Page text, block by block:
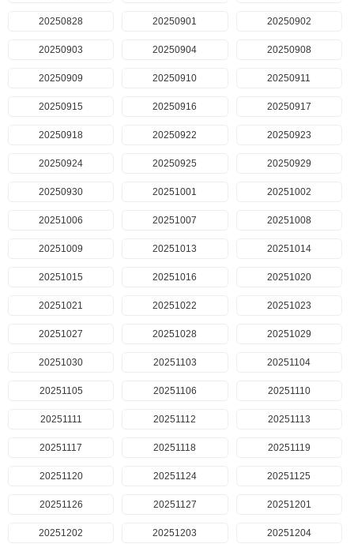
20250828 20250901 20250902
20250903 20250904 20250908
20250909 20250910 20250911
20250915 20250916 20250917
20250918 20250922 20250923
20250924 20250925 20250929
20250930 20251001 20251002
20251006 20251007 20251008
20251009 20251013 20251014
20251015 20251016 20251020
20251021 20251022 20251023
20251027 20251028 20251029
20251030 20251103 20251104
20251105 20251106 20251110
20251111 20251112 20251113
20251117 20251118 20251119
20251120 20251124 20251125
20251126 20251127 20251201
20251202 20251203 20251204